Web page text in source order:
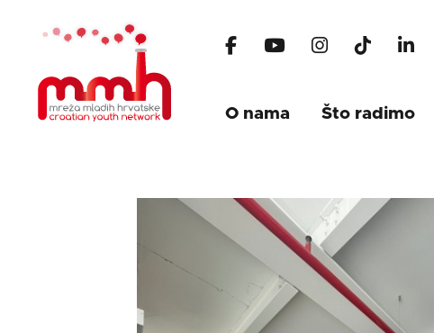
O nama Što radimo